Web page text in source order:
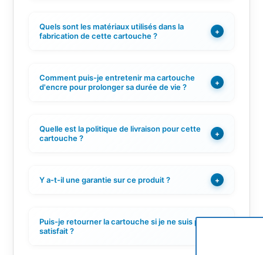
Quels sont les matériaux utilisés dans la
fabrication de cette cartouche ?
+
Comment puis-je entretenir ma cartouche
d'encre pour prolonger sa durée de vie ?
+
Quelle est la politique de livraison pour cette
cartouche ?
+
Y a-t-il une garantie sur ce produit ? +
Puis-je retourner la cartouche si je ne suis pas
satisfait ?